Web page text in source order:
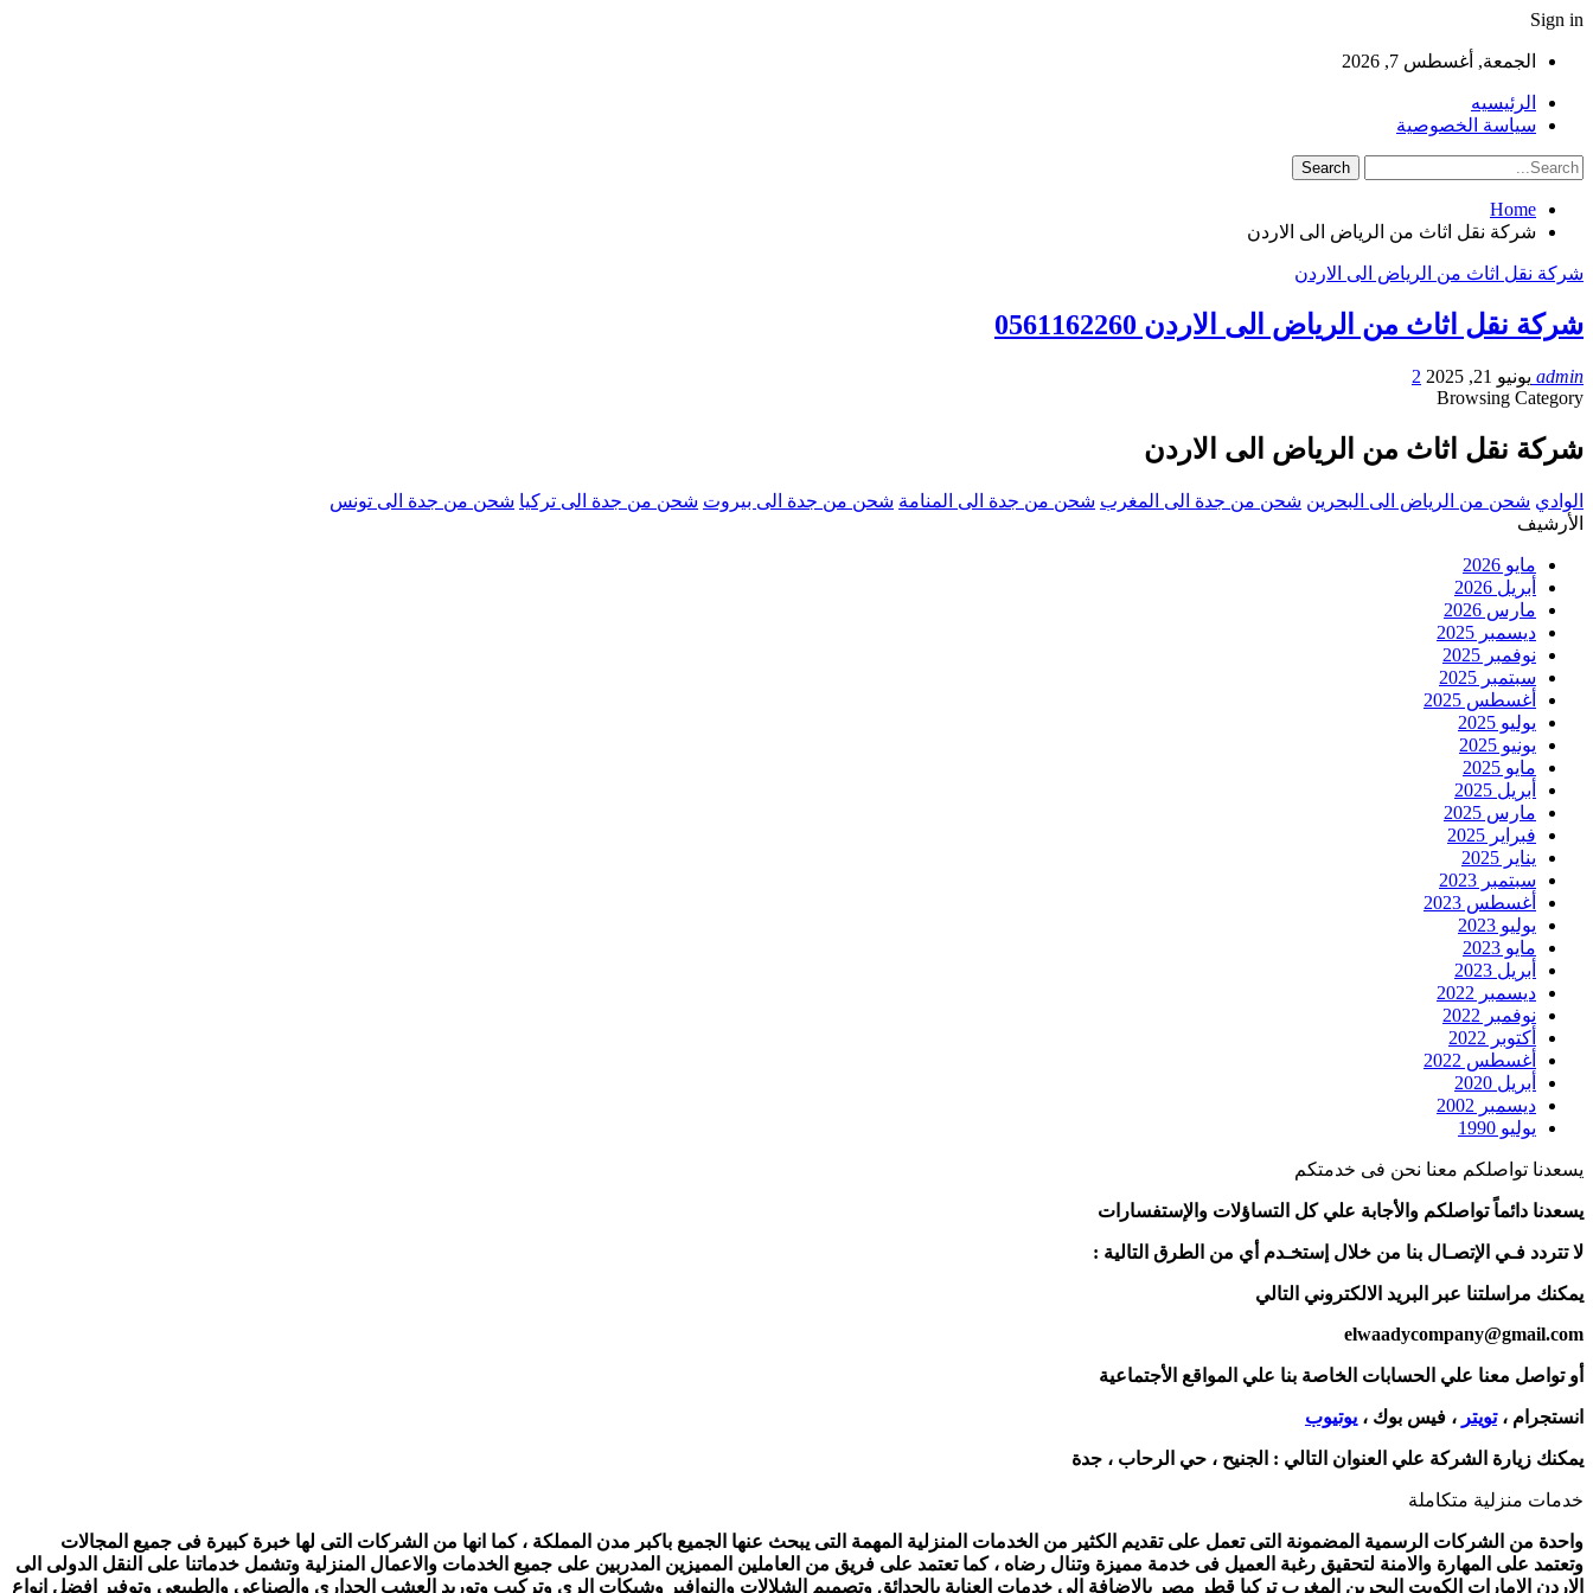
Sign in
الجمعة, أغسطس 7, 2026
الرئيسيه
سياسة الخصوصية
Home
شركة نقل اثاث من الرياض الى الاردن
شركة نقل اثاث من الرياض الى الاردن
شركة نقل اثاث من الرياض الى الاردن 0561162260
admin يونيو 21, 2025
2
Browsing Category
شركة نقل اثاث من الرياض الى الاردن
الوادي شحن من الرياض الى البحرين شحن من جدة الى المغرب شحن من جدة الى المنامة شحن من جدة الى بيروت شحن من جدة الى تركيا شحن من جدة الى تونس
الأرشيف
مايو 2026
أبريل 2026
مارس 2026
ديسمبر 2025
نوفمبر 2025
سبتمبر 2025
أغسطس 2025
يوليو 2025
يونيو 2025
مايو 2025
أبريل 2025
مارس 2025
فبراير 2025
يناير 2025
سبتمبر 2023
أغسطس 2023
يوليو 2023
مايو 2023
أبريل 2023
ديسمبر 2022
نوفمبر 2022
أكتوبر 2022
أغسطس 2022
أبريل 2020
ديسمبر 2002
يوليو 1990
يسعدنا تواصلكم معنا نحن فى خدمتكم
يسعدنا دائماً تواصلكم والأجابة علي كل التساؤلات والإستفسارات
لا تتردد فـي الإتصـال بنا من خلال إستخـدم أي من الطرق التالية :
يمكنك مراسلتنا عبر البريد الالكتروني التالي
elwaadycompany@gmail.com
أو تواصل معنا علي الحسابات الخاصة بنا علي المواقع الأجتماعية
انستجرام ،تويتر ، فيس بوك ، يوتيوب
يمكنك زيارة الشركة علي العنوان التالي : الجنيح ، حي الرحاب ، جدة
خدمات منزلية متكاملة
واحدة من الشركات الرسمية المضمونة التى تعمل على تقديم الكثير من الخدمات المنزلية المهمة التى يبحث عنها الجميع باكبر مدن المملكة ، كما انها من الشركات التى لها خبرة كبيرة فى جميع المجالات
وتعتمد على المهارة والامنة لتحقيق رغبة العميل فى خدمة مميزة وتنال رضاه ، كما تعتمد على فريق من العاملين المميزين المدربين على جميع الخدمات والاعمال المنزلية وتشمل خدماتنا على النقل الدولى الى
الاردن الامارات الكويت البحرين المغرب تركيا قطر مصر بالاضافة الى خدمات العناية بالحدائق وتصميم الشلالات والنوافير وشبكات الرى وتركيب وتوريد العشب الجدارى والصناعي والطبيعى وتوفير افضل انواع